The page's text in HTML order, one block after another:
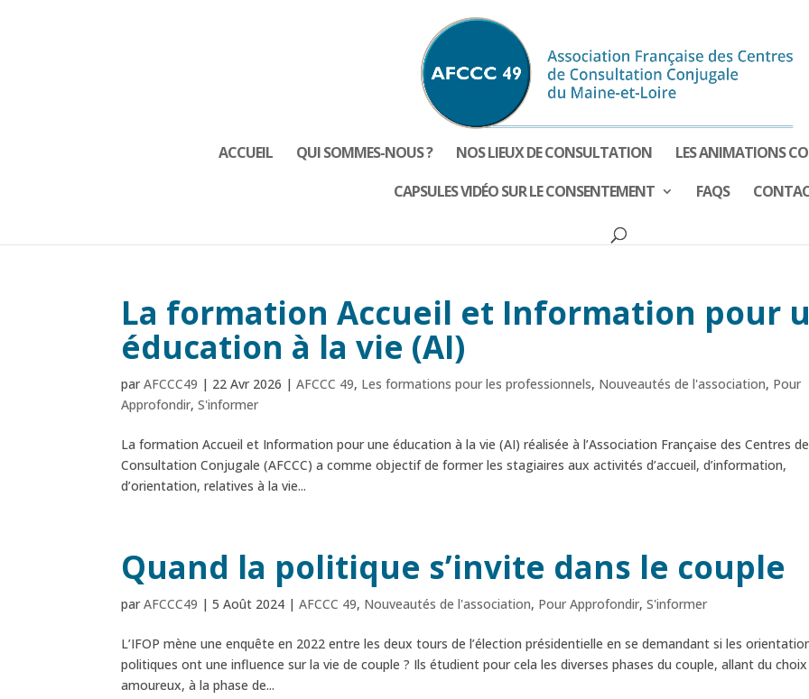
ACCUEIL QUI SOMMES-NOUS ? NOS LIEUX DE CONSULTATION LES ANIMATIONS
CAPSULES VIDÉO SUR LE CONSENTEMENT
FAQS
La formation Accueil et Information pour
éducation à la vie (AI)
parAFCCC49 | 22 Avr 2026 |AFCCC 49, Les formations pour les professionnels, Nouveautés de l'association, Pour
Approfondir,S'informer
La formation Accueil et Information pour une éducation à la vie (AI) réalisée à l’Association Française des Centres de
Consultation Conjugale (AFCCC) a comme objectif de former les stagiaires aux activités d’accueil, d’information,
d’orientation, relatives à la vie...
Quand la politique s’invite dans le couple
parAFCCC49 |5 Août 2024 |AFCCC 49, Nouveautés de l'association, Pour Approfondir,S'informer
L’IFOP mène une enquête en 2022 entre les deux tours de l’élection présidentielle en se demandant si les
politiques ont une influence sur la vie de couple ? Ils étudient pour cela les diverses phases du couple, allant du choix
amoureux, à la phase de...